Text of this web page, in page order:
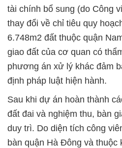
tài chính bổ sung (do Công
thay đổi về chỉ tiêu quy
6.748m2 đất thuộc quận
giao đất của cơ quan có
phương án xử lý khác đảm
định pháp luật hiện hành.
Sau khi dự án hoàn thành
đất đai và nghiệm thu, bàn
duy trì. Do diện tích công
bàn quận Hà Đông và thuộc